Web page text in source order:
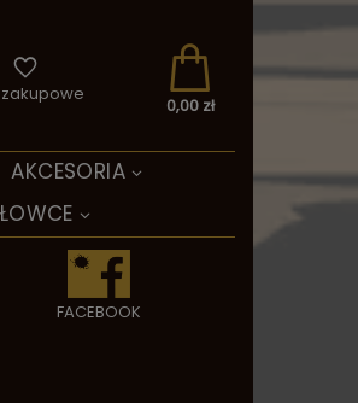
AKCESORIA
FACEBOOK
zakupowe
0,00 zł